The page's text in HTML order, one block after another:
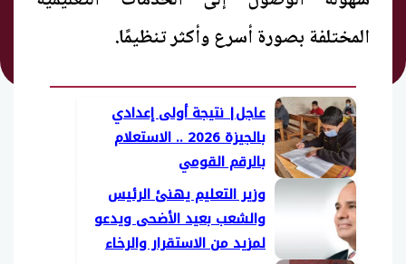
المختلفة بصورة أسرع وأكثر تنظيمًا.
عاجل| نتيجة أولى إعدادي
بالجيزة 2026 .. الاستعلام
بالرقم القومي
وزير التعليم يهنئ الرئيس
والشعب بعيد الأضحى ويدعو
لمزيد من الاستقرار والرخاء